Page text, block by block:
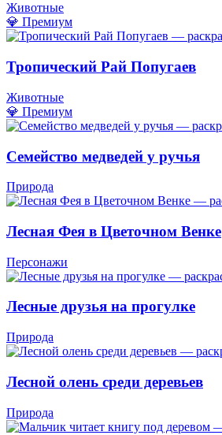
Животные
💎 Премиум
Тропический Рай Попугаев
Животные
💎 Премиум
Семейство медведей у ручья
Природа
Лесная Фея в Цветочном Венке
Персонажи
Лесные друзья на прогулке
Природа
Лесной олень среди деревьев
Природа